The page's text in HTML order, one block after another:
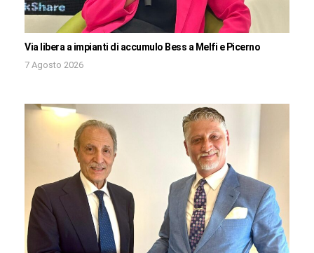
Via libera a impianti di accumulo Bess a Melfi e Picerno
7 Agosto 2026